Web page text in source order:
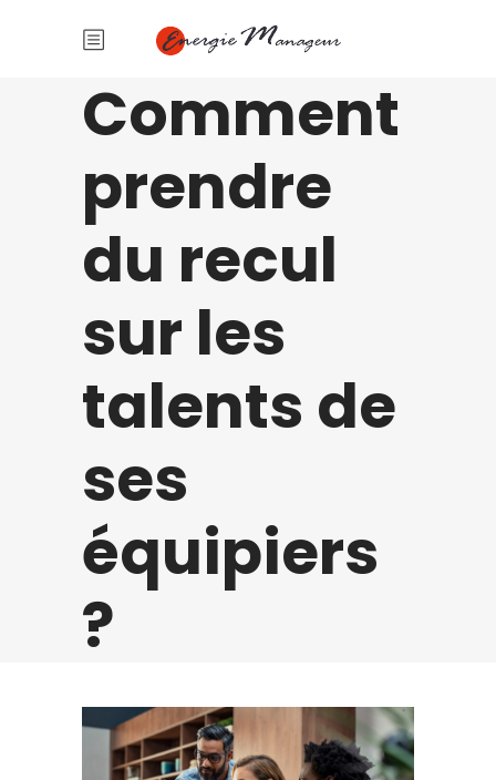
Comment
prendre
du recul
sur les
talents de
ses
équipiers
?